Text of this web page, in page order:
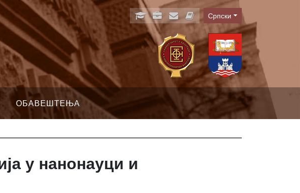
Language
Српски
ОБАВЕШТЕЊА
у нанонауци и